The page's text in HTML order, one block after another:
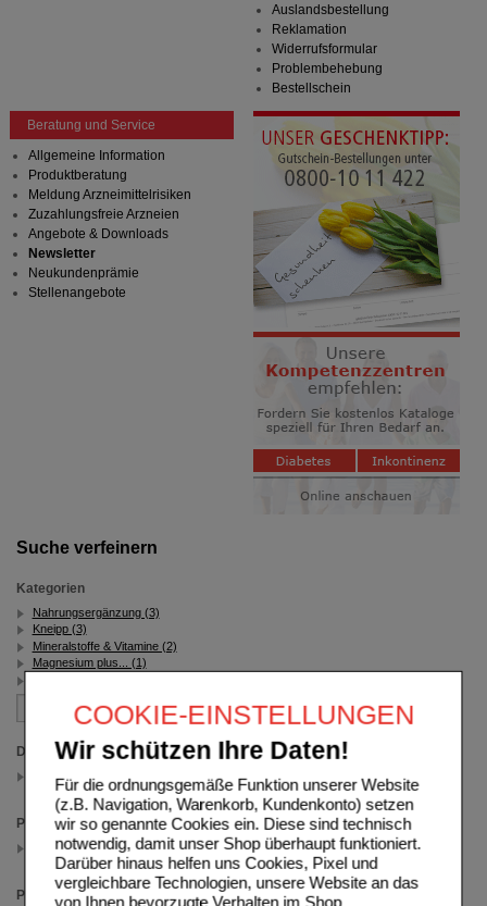
COOKIE-EINSTELLUNGEN
Wir schützen Ihre Daten!
Für die ordnungsgemäße Funktion unserer Website
(z.B. Navigation, Warenkorb, Kundenkonto) setzen
wir so genannte Cookies ein. Diese sind technisch
notwendig, damit unser Shop überhaupt funktioniert.
Darüber hinaus helfen uns Cookies, Pixel und
vergleichbare Technologien, unsere Website an das
von Ihnen bevorzugte Verhalten im Shop
Suche verfeinern
Kategorien
Nahrungsergänzung (3)
Kneipp (3)
Mineralstoffe & Vitamine (2)
Magnesium plus... (1)
Darreichungsform
Brausetabletten
(auswahl entfernen)
Packungsgröße
20 St
(auswahl entfernen)
Preis
Auslandsbestellung
Reklamation
Widerrufsformular
Problembehebung
Bestellschein
Beratung und Service
Allgemeine Information
Produktberatung
Meldung Arzneimittelrisiken
Zuzahlungsfreie Arzneien
Angebote & Downloads
Newsletter
Neukundenprämie
Stellenangebote